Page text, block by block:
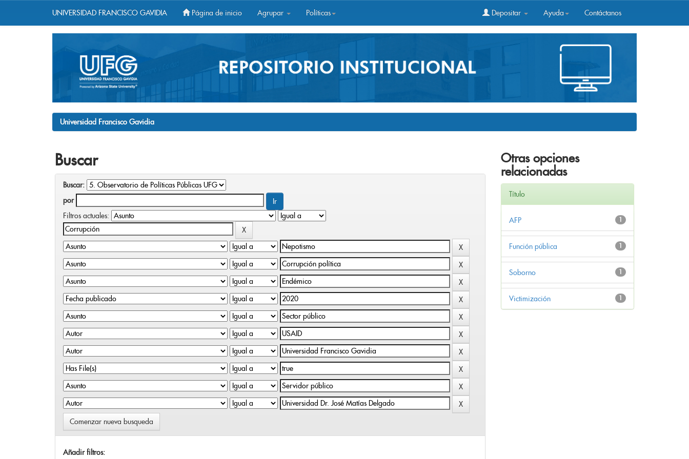
UNIVERSIDAD FRANCISCO GAVIDIA Página de inicio Agrupar Políticas Depositar Ayuda Contáctanos
Universidad Francisco Gavidia
Buscar
Buscar:
por
Filtros actuales:
Comenzar nueva busqueda
Añadir filtros:
Otras opciones
relacionadas
Título
1
AFP
1
Función pública
1
Soborno
1
Victimización